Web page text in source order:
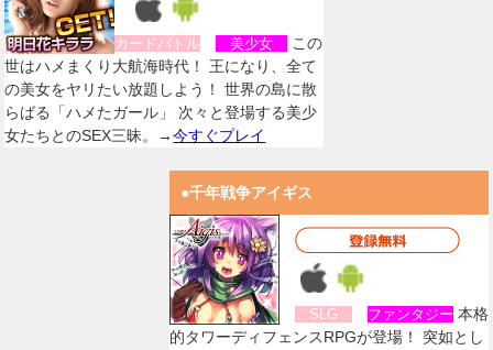
カードバトル 美少女
この
世はハメまくり大航海時代！ 王になり、全て
の美女をヤリたい放題しよう！ 世界の島に散
らばる「ハメたガール」 次々と登場する美少
女たちとのSEX三昧。→今すぐプレイ
●千年戦争アイギス
SLG ファンタジー 本格
的タワーディフェンスRPGが登場！ 突如とし